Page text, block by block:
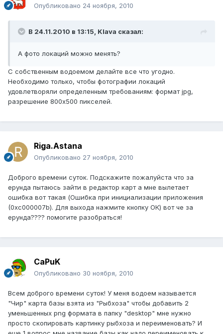
Опубликовано 24 ноября, 2010
В 24.11.2010 в 13:15, Klava сказал:
А фото локаций можно менять?
С собственным водоемом делайте все что угодно.
Необходимо только, чтобы фотографии локаций
удовлетворяли определенным требованиям: формат jpg,
разрешение 800х500 пикселей.
Riga.Astana
Опубликовано 27 ноября, 2010
Доброго времени суток. Подскажите пожалуйста что за
ерунда пытаюсь зайти в редактор карт а мне вылетает
ошибка вот такая (Ошибка при инициализации приложения
(0xc000007b). Для выхода нажмите кнопку ОК) вот че за
ерунда???? помогите разобраться!
CaPuK
Опубликовано 30 ноября, 2010
Всем доброго времени суток! У меня водоем называется
"Чир" карта базы взята из "Рыбхоза" чтобы добавить 2
уменьшенных png формата в папку "desktop" мне нужно
просто скопировать картинку рыбхоза и переименовать? И